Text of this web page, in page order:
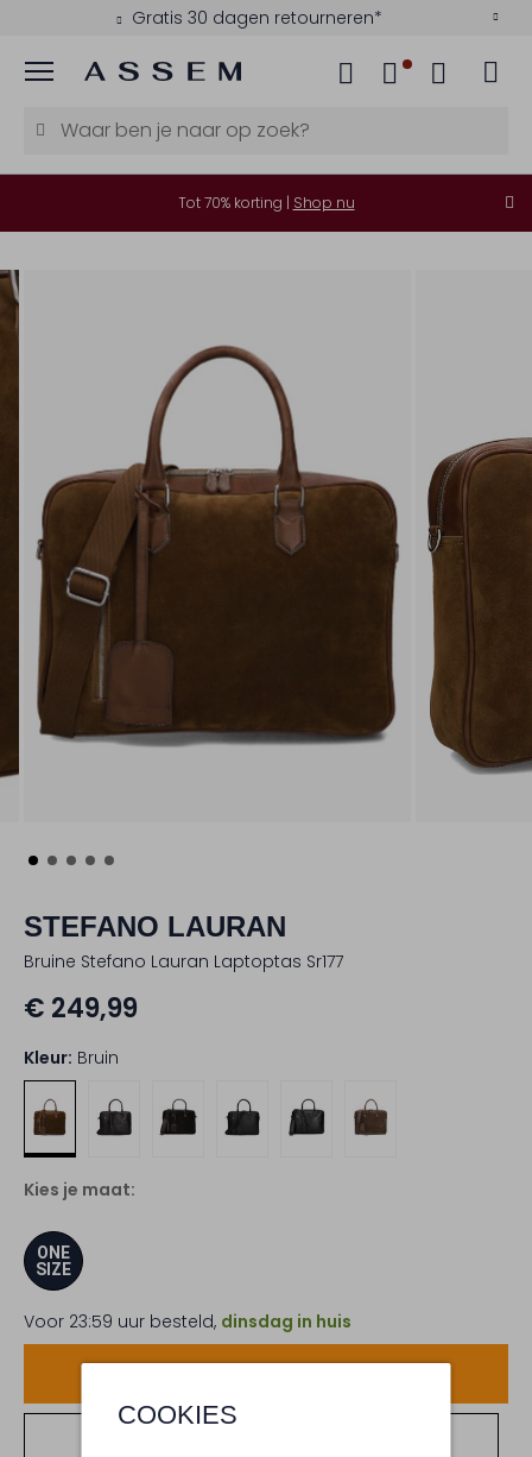
Gratis 30 dagen retourneren*
Menu
COOKIES
Tot 70% korting | Shop nu
STEFANO LAURAN
Bruine Stefano Lauran Laptoptas Sr177
€ 249,99
Kleur: Bruin
Kies je maat:
ONE
SIZE
Voor 23:59 uur besteld, dinsdag in huis